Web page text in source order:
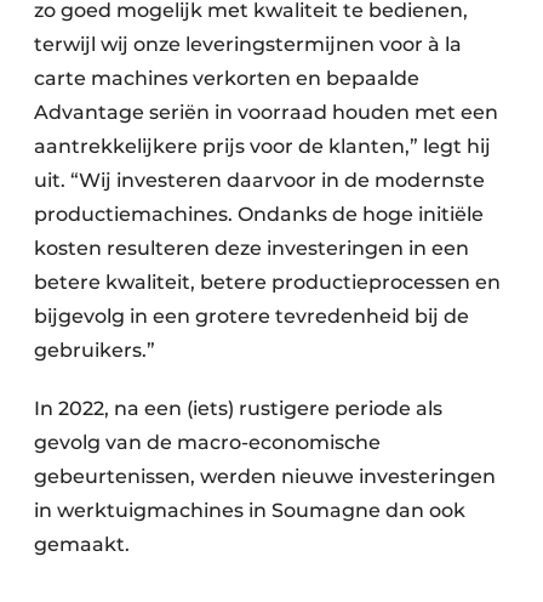
zo goed mogelijk met kwaliteit te bedienen,
terwijl wij onze leveringstermijnen voor à la
carte machines verkorten en bepaalde
Advantage seriën in voorraad houden met een
aantrekkelijkere prijs voor de klanten,” legt hij
uit. “Wij investeren daarvoor in de modernste
productiemachines. Ondanks de hoge initiële
kosten resulteren deze investeringen in een
betere kwaliteit, betere productieprocessen en
bijgevolg in een grotere tevredenheid bij de
gebruikers.”
In 2022, na een (iets) rustigere periode als
gevolg van de macro-economische
gebeurtenissen, werden nieuwe investeringen
in werktuigmachines in Soumagne dan ook
gemaakt.